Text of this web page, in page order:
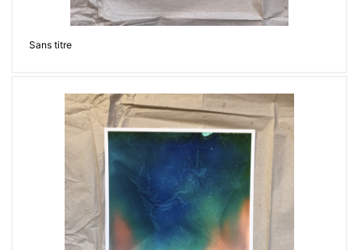
Sans titre